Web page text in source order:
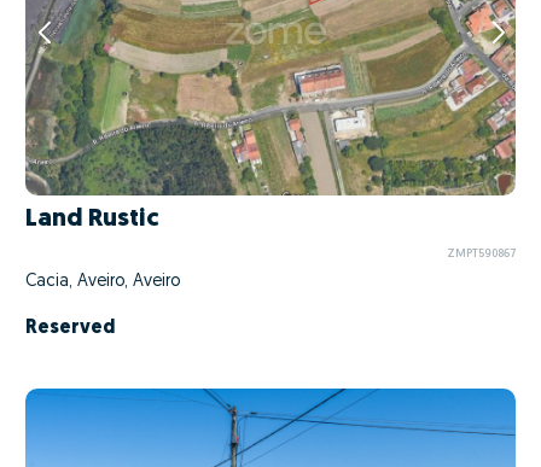
Land Rustic
ZMPT590867
Cacia, Aveiro, Aveiro
Reserved